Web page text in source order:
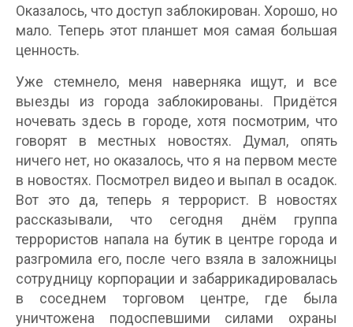
Оказалось, что доступ заблокирован. Хорошо, но
мало. Теперь этот планшет моя самая большая
ценность.
Уже стемнело, меня наверняка ищут, и все
выезды из города заблокированы. Придётся
ночевать здесь в городе, хотя посмотрим, что
говорят в местных новостях. Думал, опять
ничего нет, но оказалось, что я на первом месте
в новостях. Посмотрел видео и выпал в осадок.
Вот это да, теперь я террорист. В новостях
рассказывали, что сегодня днём группа
террористов напала на бутик в центре города и
разгромила его, после чего взяла в заложницы
сотрудницу корпорации и забаррикадировалась
в соседнем торговом центре, где была
уничтожена подоспевшими силами охраны